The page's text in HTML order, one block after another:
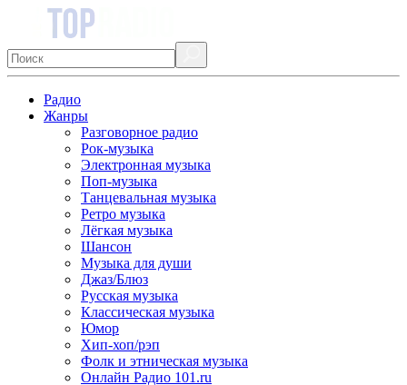
Радио
Жанры
Разговорное радио
Рок-музыка
Электронная музыка
Поп-музыка
Танцевальная музыка
Ретро музыка
Лёгкая музыка
Шансон
Музыка для души
Джаз/Блюз
Русская музыка
Классическая музыка
Юмор
Хип-хоп/рэп
Фолк и этническая музыка
Онлайн Радио 101.ru